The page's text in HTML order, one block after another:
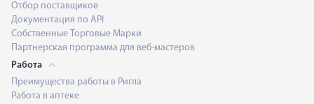
Отбор поставщиков
Документация по API
Собственные Торговые Марки
Партнерская программа для веб-мастеров
Работа
Преимущества работы в Ригла
Работа в аптеке